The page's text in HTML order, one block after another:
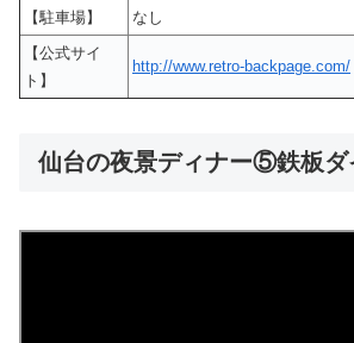
【駐車場】
なし
【公式サイ
ト】
http://www.retro-backpage.com/
仙台の夜景ディナー⑤鉄板ダ